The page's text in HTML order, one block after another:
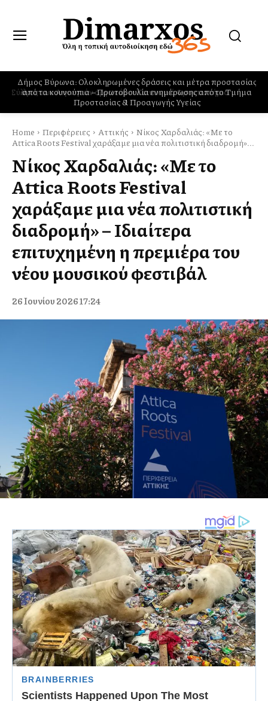
Δήμος Βύρωνα: Ολοκληρωμένες δράσεις και μέτρα προστασίας
από τα κουνούπια – Πρωτοβουλία ενημέρωσης από το Τμήμα
Προστασίας & Προαγωγής Υγείας
Home Περιφέρειες Αττικής
Νίκος Χαρδαλιάς: «Με το
Attica Roots Festival χαράξαμε μια νέα πολιτιστική διαδρομή»...
Νίκος Χαρδαλιάς: «Με το
Attica Roots Festival
χαράξαμε μια νέα πολιτιστική
διαδρομή» – Ιδιαίτερα
επιτυχημένη η πρεμιέρα του
νέου μουσικού φεστιβάλ
26 Ιουνίου 2026 17:24